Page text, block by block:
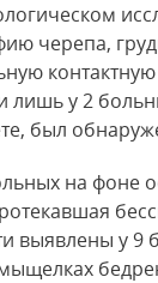
черепа,
лишь у 2
был
на фоне
выявлены у 9